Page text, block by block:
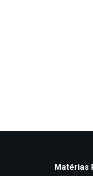
Matérias